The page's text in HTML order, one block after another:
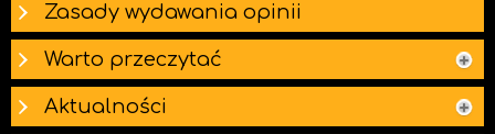
Zasady wydawania opinii
Warto przeczytać
Aktualności